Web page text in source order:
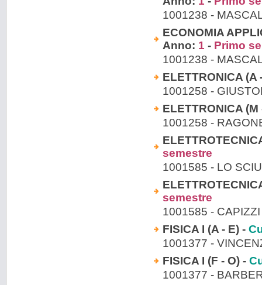
1001238 -
ECONOMIA
Anno: 1 - Primo
1001238 -
ELETTRONICA (A
1001258 -
ELETTRONICA
1001258 -
semestre
1001585 - LO
semestre
1001585 -
FISICA I (A - E) -
1001377 -
FISICA I (F - O) -
1001377 -